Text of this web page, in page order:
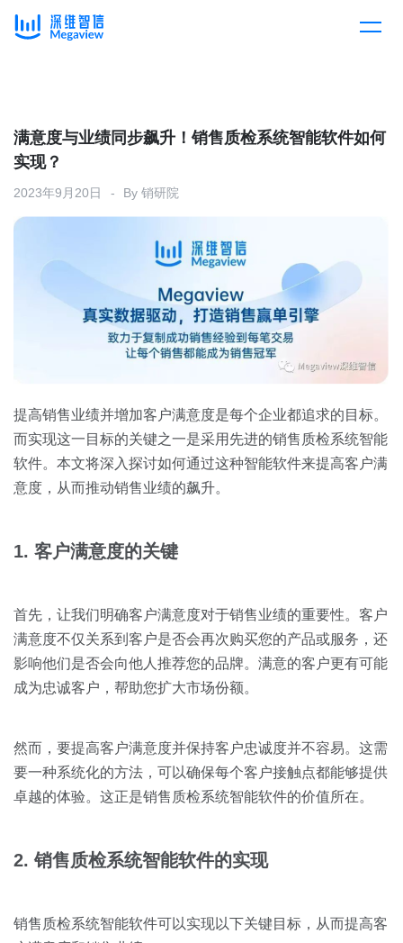
产品总览
产品集成
解决方案
按行业
教育
房地产
金融
销售人员
销售管理
按业务场景
培训辅导
客户案例
定价
资源中心
全部
白皮书
销售会话智能
关于我们
预约演示
满意度与业绩同步飙升！销售质检系统智能软件如何
实现？
2023年9月20日 By 销研院
提高销售业绩并增加客户满意度是每个企业都追求的目标。
而实现这一目标的关键之一是采用先进的销售质检系统智能
软件。本文将深入探讨如何通过这种智能软件来提高客户满
意度，从而推动销售业绩的飙升。
1. 客户满意度的关键
首先，让我们明确客户满意度对于销售业绩的重要性。客户
满意度不仅关系到客户是否会再次购买您的产品或服务，还
影响他们是否会向他人推荐您的品牌。满意的客户更有可能
成为忠诚客户，帮助您扩大市场份额。
然而，要提高客户满意度并保持客户忠诚度并不容易。这需
要一种系统化的方法，可以确保每个客户接触点都能够提供
卓越的体验。这正是销售质检系统智能软件的价值所在。
2. 销售质检系统智能软件的实现
销售质检系统智能软件可以实现以下关键目标，从而提高客